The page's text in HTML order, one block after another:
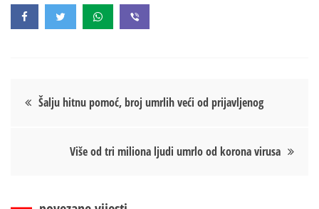
Кретање
Šalju hitnu pomoć, broj umrlih veći od prijavljenog
Više od tri miliona ljudi umrlo od korona virusa